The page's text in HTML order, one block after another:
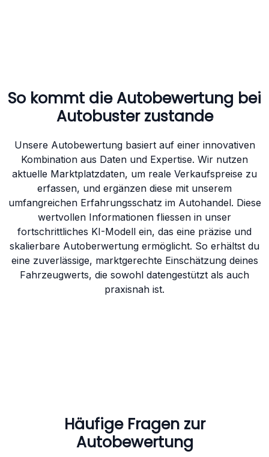
So kommt die Autobewertung bei
Autobuster zustande
Unsere Autobewertung basiert auf einer innovativen
Kombination aus Daten und Expertise. Wir nutzen
aktuelle Marktplatzdaten, um reale Verkaufspreise zu
erfassen, und ergänzen diese mit unserem
umfangreichen Erfahrungsschatz im Autohandel. Diese
wertvollen Informationen fliessen in unser
fortschrittliches KI-Modell ein, das eine präzise und
skalierbare Autoberwertung ermöglicht. So erhältst du
eine zuverlässige, marktgerechte Einschätzung deines
Fahrzeugwerts, die sowohl datengestützt als auch
praxisnah ist.
Häufige Fragen zur
Autobewertung